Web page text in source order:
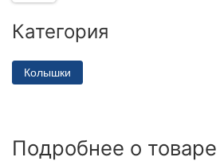
Категория
Колышки
Подробнее о товаре